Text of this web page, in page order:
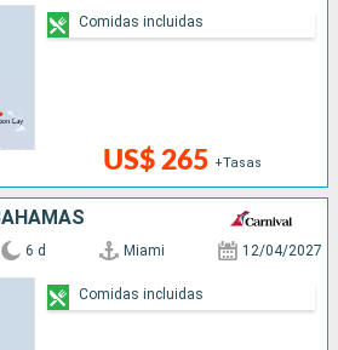
US$ 265 +Tasas
Comidas incluidas
6 d Miami 12/04/2027
Comidas incluidas